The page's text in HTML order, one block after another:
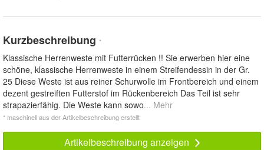
Kurzbeschreibung *
Klassische Herrenweste mit Futterrücken !! Sie erwerben hier eine
schöne, klassische Herrenweste in einem Streifendessin in der Gr.
25 Diese Weste ist aus reiner Schurwolle im Frontbereich und einem
dezent gestreiften Futterstof im Rückenbereich Das Teil ist sehr
strapazierfähig. Die Weste kann sowo... Mehr
* maschinell aus der Artikelbeschreibung erstellt
Artikelbeschreibung anzeigen